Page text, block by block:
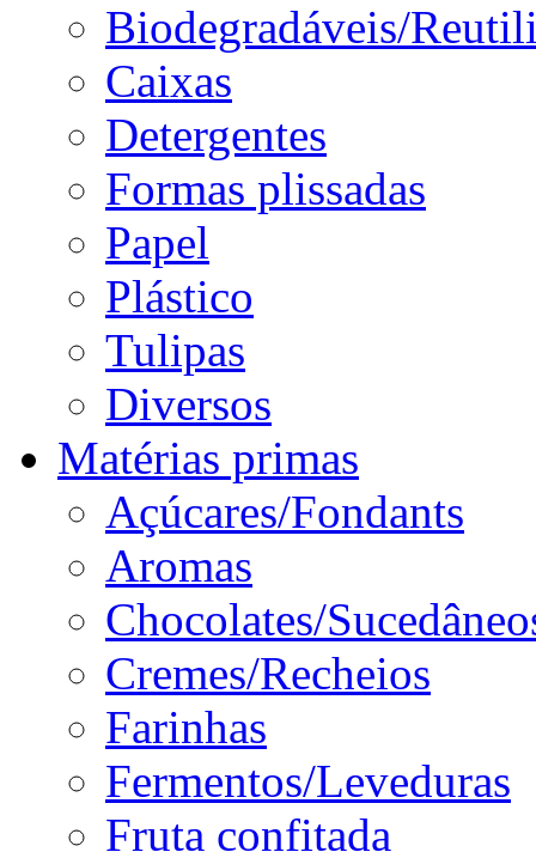
Biodegradáveis/
Caixas
Detergentes
Formas plissadas
Papel
Plástico
Tulipas
Diversos
Matérias primas
Açúcares/Fondants
Aromas
Chocolates/
Cremes/Recheios
Farinhas
Fermentos/Leveduras
Fruta confitada